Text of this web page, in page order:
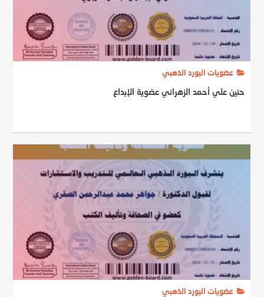
عضويات البورد الذهبي
حنين علي أحمد الزهراني عضوية الإبداع
عضويات البورد الذهبي